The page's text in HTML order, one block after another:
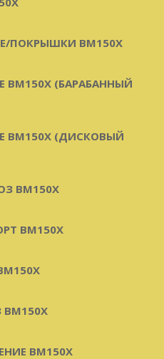
ПОКРЫШКИ BM150X
BM150X (БАРАБАННЫЙ
BM150X (ДИСКОВЫЙ
BM150X
BM150X
BM150X